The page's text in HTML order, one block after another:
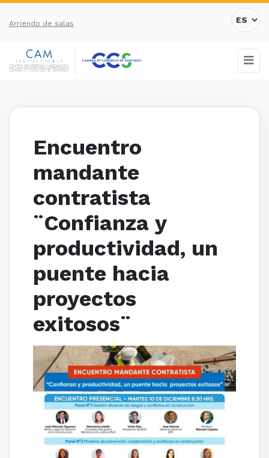
Arriendo de salas
Encuentro
mandante
contratista
¨Confianza y
productividad, un
puente hacia
proyectos
exitosos¨